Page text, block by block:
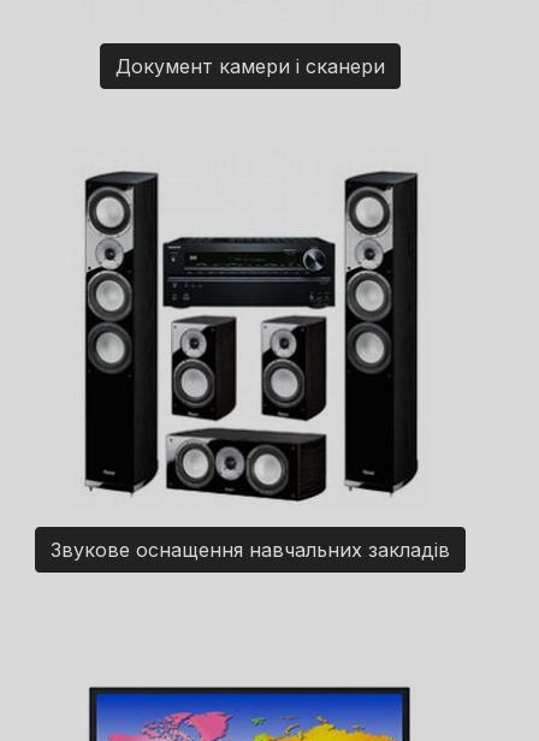
Документ камери і сканери
Звукове оснащення навчальних закладів